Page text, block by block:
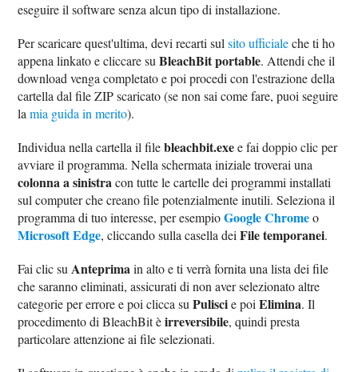
eseguire il software senza alcun tipo di installazione.
Per scaricare quest'ultima, devi recarti sulsito ufficialeche ti ho
appena linkato e cliccare suBleachBit portable. Attendi che il
download venga completato e poi procedi con l'estrazione della
cartella dal file ZIP scaricato (se non sai come fare, puoi seguire
lamia guida in merito).
Individua nella cartella il filebleachbit.exee fai doppio clic per
avviare il programma. Nella schermata iniziale troverai una
colonna a sinistracon tutte le cartelle dei programmi installati
sul computer che creano file potenzialmente inutili. Seleziona il
programma di tuo interesse, per esempioGoogle Chromeo
Microsoft Edge, cliccando sulla casella deiFile temporanei.
Fai clic su Anteprimain alto e ti verrà fornita una lista dei file
che saranno eliminati, assicurati di non aver selezionato altre
categorie per errore e poi clicca suPuliscie poiElimina. Il
procedimento di BleachBit èirreversibile, quindi presta
particolare attenzione ai file selezionati.